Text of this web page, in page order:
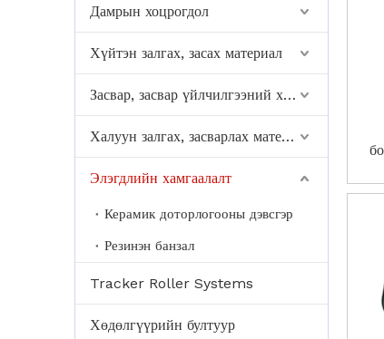
Дамрын хоцрогдол
Хүйтэн залгах, засах материал
Засвар, засвар үйлчилгээний хэрэгсэл
Халуун залгах, засварлах материал
Элэгдлийн хамгаалалт
Керамик доторлогооны дэвсгэр
Резинэн банзал
Tracker Roller Systems
Хөдөлгүүрийн бултуур